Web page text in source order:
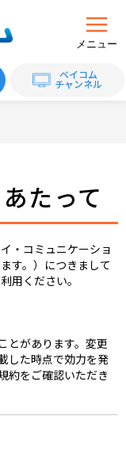
メニュー
ベイコム
チャンネル
たって
・コミュニケーショ
す。）につきまして
用ください。
とがあります。変更
した時点で効力を発
約をご確認いただき